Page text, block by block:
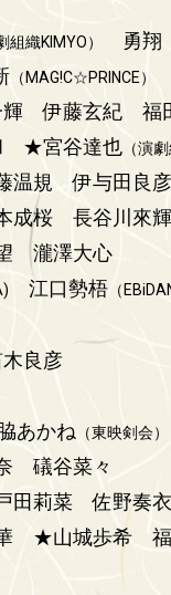
組織KIMYO）
勇翔
（MAG!C☆PRINCE）
輝伊藤玄紀 福
★宮谷達也 （演
温規伊与田良彦
成桜 長谷川來輝
瀧澤大心
江口勢梧（
良彦
あかね （東映剣会）
礒谷菜々
田莉菜佐野奏衣
華 ★山城歩希